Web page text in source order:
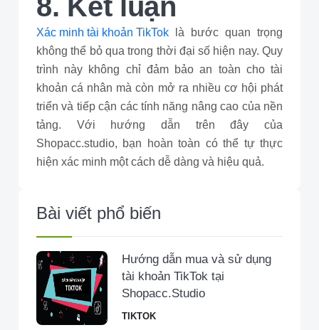
8. Kết luận
Xác minh tài khoản TikTok là bước quan trọng
không thể bỏ qua trong thời đại số hiện nay. Quy
trình này không chỉ đảm bảo an toàn cho tài
khoản cá nhân mà còn mở ra nhiều cơ hội phát
triển và tiếp cận các tính năng nâng cao của nền
tảng. Với hướng dẫn trên đây của
Shopacc.studio, bạn hoàn toàn có thể tự thực
hiện xác minh một cách dễ dàng và hiệu quả.
Bài viết phổ biến
Hướng dẫn mua và sử dụng
tài khoản TikTok tại
Shopacc.Studio
TIKTOK